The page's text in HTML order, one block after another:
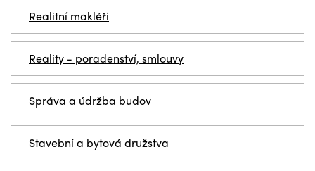
Realitní makléři
Reality - poradenství, smlouvy
Správa a údržba budov
Stavební a bytová družstva